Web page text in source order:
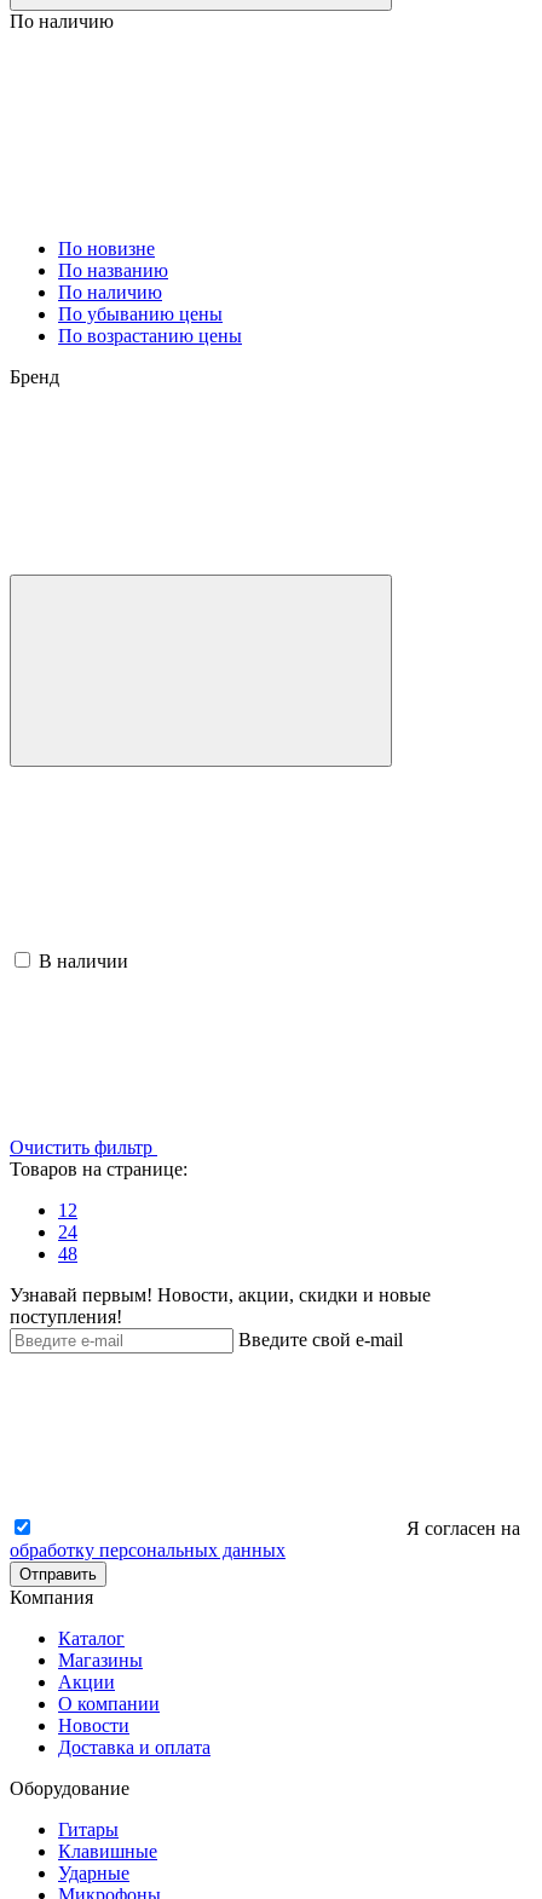
По наличию
По новизне
По названию
По наличию
По убыванию цены
По возрастанию цены
Бренд
В наличии
Очистить фильтр
Товаров на странице:
12
24
48
Узнавай первым! Новости, акции, скидки и новые
поступления!
Введите свой e-mail
Я согласен на
обработку персональных данных
Отправить
Компания
Каталог
Магазины
Акции
О компании
Новости
Доставка и оплата
Оборудование
Гитары
Клавишные
Ударные
Микрофоны